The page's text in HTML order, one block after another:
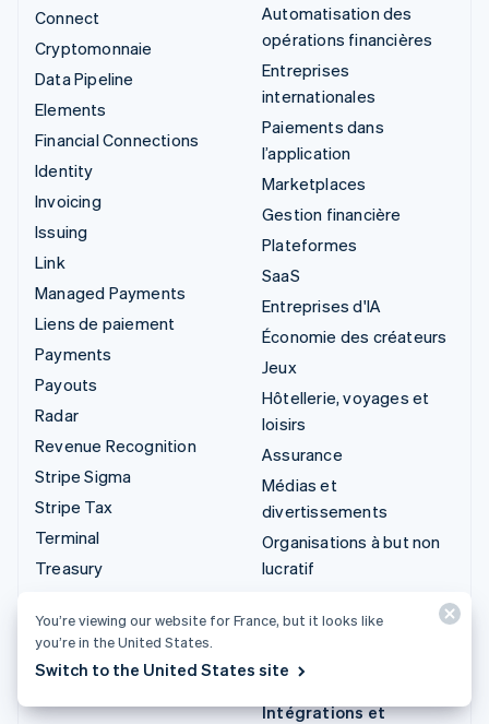
Connect
Cryptomonnaie
Data Pipeline
Elements
Financial Connections
Identity
Invoicing
Issuing
Link
Managed Payments
Liens de paiement
Payments
Payouts
Radar
Revenue Recognition
Stripe Sigma
Stripe Tax
Terminal
Treasury
Automatisation des
opérations financières
Entreprises
internationales
Paiements dans
l’application
Marketplaces
Gestion financière
Plateformes
SaaS
Entreprises d'IA
Économie des créateurs
Jeux
Hôtellerie, voyages et
loisirs
Assurance
Médias et
divertissements
Organisations à but non
lucratif
Secteur public
Vente au détail
Intégrations et
You’re viewing our website for France, but it looks like
you’re in the United States.
Switch to the United States site